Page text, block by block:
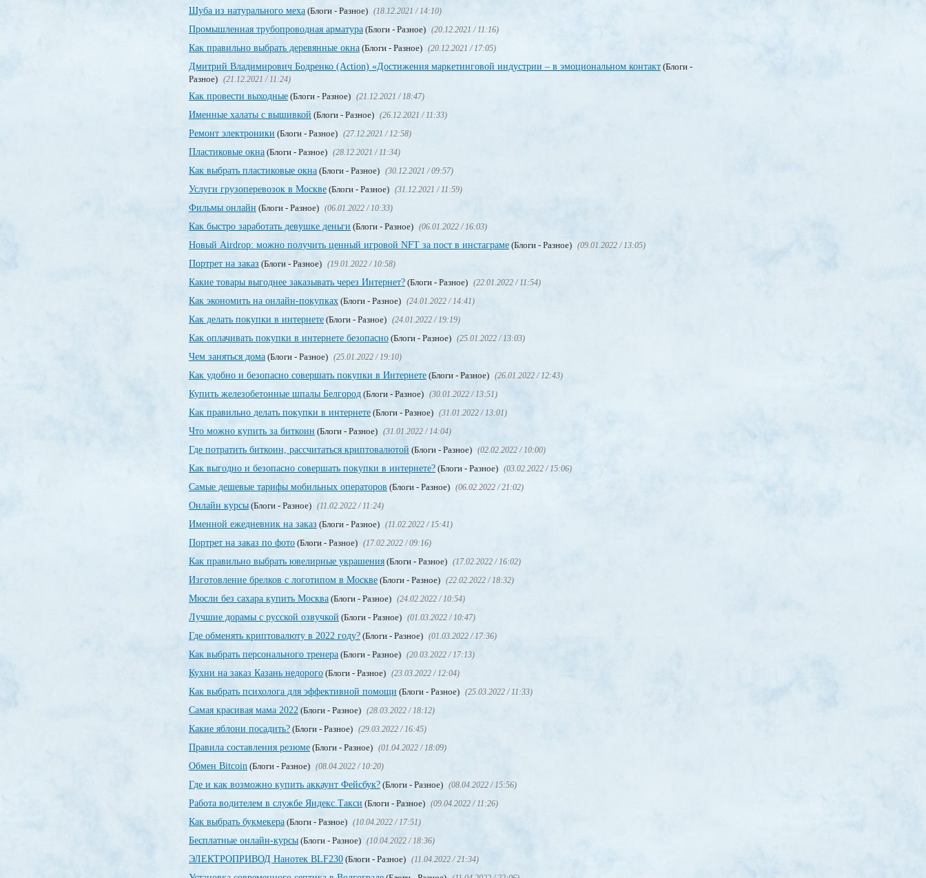
Шуба из натурального меха (Блоги - Разное) (18.12.2021 / 14:10)
Промышленная трубопроводная арматура (Блоги - Разное) (20.12.2021 / 11:16)
Как правильно выбрать деревянные окна (Блоги - Разное) (20.12.2021 / 17:05)
Дмитрий Владимирович Бодренко (Action) «Достижения маркетинговой индустрии – в эмоциональном контакт (Блоги -
Разное) (21.12.2021 / 11:24)
Как провести выходные (Блоги - Разное) (21.12.2021 / 18:47)
Именные халаты с вышивкой (Блоги - Разное) (26.12.2021 / 11:33)
Ремонт электроники (Блоги - Разное) (27.12.2021 / 12:58)
Пластиковые окна (Блоги - Разное) (28.12.2021 / 11:34)
Как выбрать пластиковые окна (Блоги - Разное) (30.12.2021 / 09:57)
Услуги грузоперевозок в Москве (Блоги - Разное) (31.12.2021 / 11:59)
Фильмы онлайн (Блоги - Разное) (06.01.2022 / 10:33)
Как быстро заработать девушке деньги (Блоги - Разное) (06.01.2022 / 16:03)
Новый Airdrop: можно получить ценный игровой NFT за пост в инстаграме (Блоги - Разное) (09.01.2022 / 13:05)
Портрет на заказ (Блоги - Разное) (19.01.2022 / 10:58)
Какие товары выгоднее заказывать через Интернет? (Блоги - Разное) (22.01.2022 / 11:54)
Как экономить на онлайн-покупках (Блоги - Разное) (24.01.2022 / 14:41)
Как делать покупки в интернете (Блоги - Разное) (24.01.2022 / 19:19)
Как оплачивать покупки в интернете безопасно (Блоги - Разное) (25.01.2022 / 13:03)
Чем заняться дома (Блоги - Разное) (25.01.2022 / 19:10)
Как удобно и безопасно совершать покупки в Интернете (Блоги - Разное) (26.01.2022 / 12:43)
Купить железобетонные шпалы Белгород (Блоги - Разное) (30.01.2022 / 13:51)
Как правильно делать покупки в интернете (Блоги - Разное) (31.01.2022 / 13:01)
Что можно купить за биткоин (Блоги - Разное) (31.01.2022 / 14:04)
Где потратить биткоин, рассчитаться криптовалютой (Блоги - Разное) (02.02.2022 / 10:00)
Как выгодно и безопасно совершать покупки в интернете? (Блоги - Разное) (03.02.2022 / 15:06)
Самые дешевые тарифы мобильных операторов (Блоги - Разное) (06.02.2022 / 21:02)
Онлайн курсы (Блоги - Разное) (11.02.2022 / 11:24)
Именной ежедневник на заказ (Блоги - Разное) (11.02.2022 / 15:41)
Портрет на заказ по фото (Блоги - Разное) (17.02.2022 / 09:16)
Как правильно выбрать ювелирные украшения (Блоги - Разное) (17.02.2022 / 16:02)
Изготовление брелков с логотипом в Москве (Блоги - Разное) (22.02.2022 / 18:32)
Мюсли без сахара купить Москва (Блоги - Разное) (24.02.2022 / 10:54)
Лучшие дорамы с русской озвучкой (Блоги - Разное) (01.03.2022 / 10:47)
Где обменять криптовалюту в 2022 году? (Блоги - Разное) (01.03.2022 / 17:36)
Как выбрать персонального тренера (Блоги - Разное) (20.03.2022 / 17:13)
Кухни на заказ Казань недорого (Блоги - Разное) (23.03.2022 / 12:04)
Как выбрать психолога для эффективной помощи (Блоги - Разное) (25.03.2022 / 11:33)
Самая красивая мама 2022 (Блоги - Разное) (28.03.2022 / 18:12)
Какие яблони посадить? (Блоги - Разное) (29.03.2022 / 16:45)
Правила составления резюме (Блоги - Разное) (01.04.2022 / 18:09)
Обмен Bitcoin (Блоги - Разное) (08.04.2022 / 10:20)
Где и как возможно купить аккаунт Фейсбук? (Блоги - Разное) (08.04.2022 / 15:56)
Работа водителем в службе Яндекс.Такси (Блоги - Разное) (09.04.2022 / 11:26)
Как выбрать букмекера (Блоги - Разное) (10.04.2022 / 17:51)
Бесплатные онлайн-курсы (Блоги - Разное) (10.04.2022 / 18:36)
ЭЛЕКТРОПРИВОД Нанотек BLF230 (Блоги - Разное) (11.04.2022 / 21:34)